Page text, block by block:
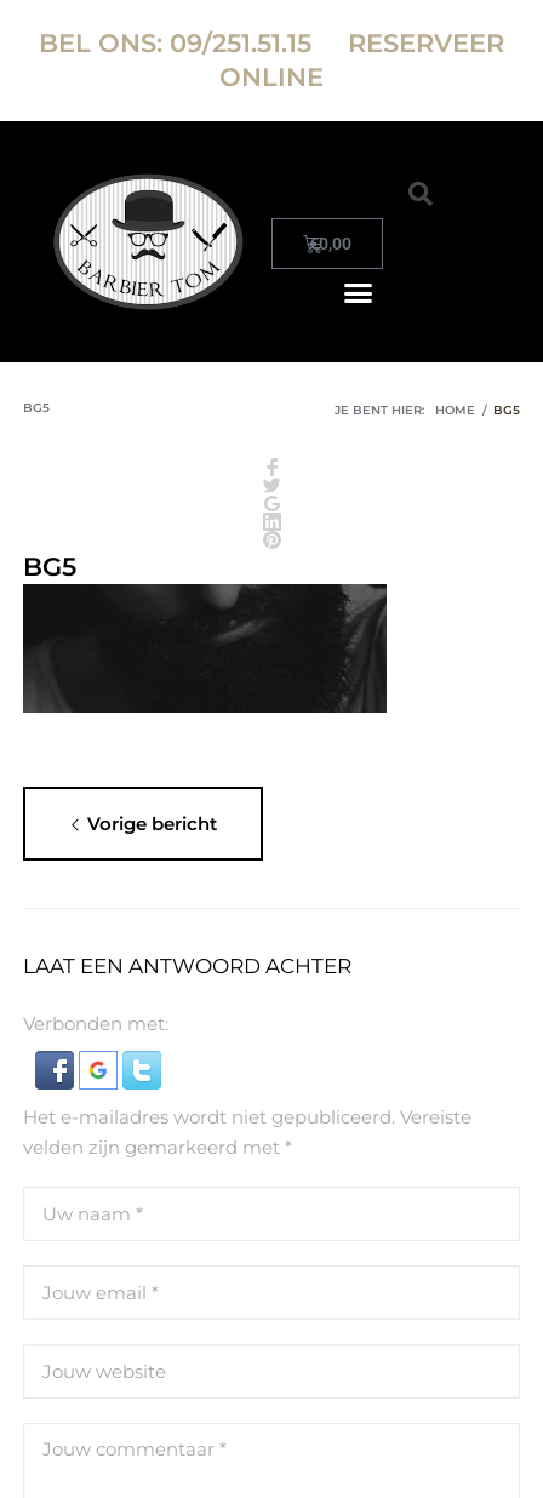
BEL ONS: 09/251.51.15
RESERVEER
ONLINE
€0,00
BG5 JE BENT HIER: HOME / BG5
BG5
Vorige bericht
LAAT EEN ANTWOORD ACHTER
Verbonden met:
Het e-mailadres wordt niet gepubliceerd. Vereiste
velden zijn gemarkeerd met *